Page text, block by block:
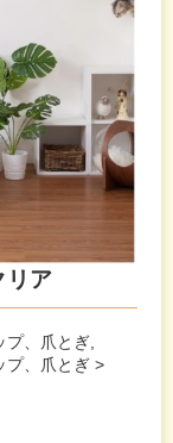
リア
、爪とぎ,
プ、爪とぎ >